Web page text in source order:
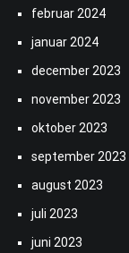
februar 2024
januar 2024
december 2023
november 2023
oktober 2023
september 2023
august 2023
juli 2023
juni 2023